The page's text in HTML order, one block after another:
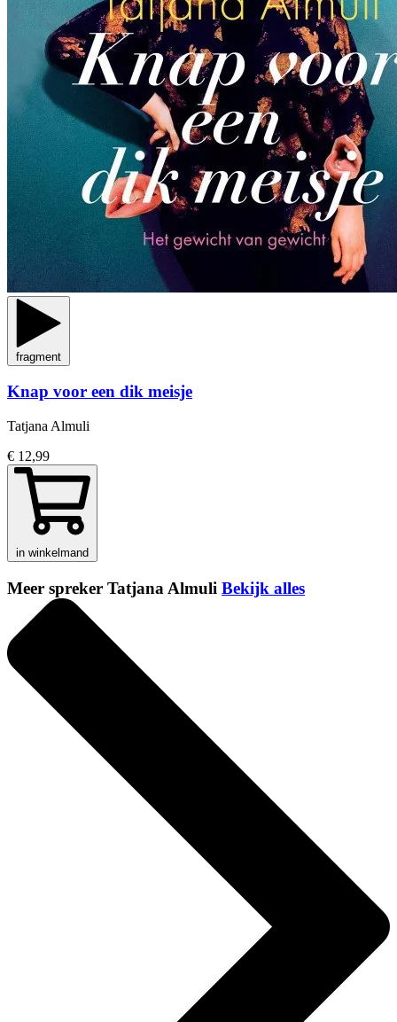
fragment
Knap voor een dik meisje
Tatjana Almuli
€ 12,99
in winkelmand
Meer spreker Tatjana Almuli Bekijk alles